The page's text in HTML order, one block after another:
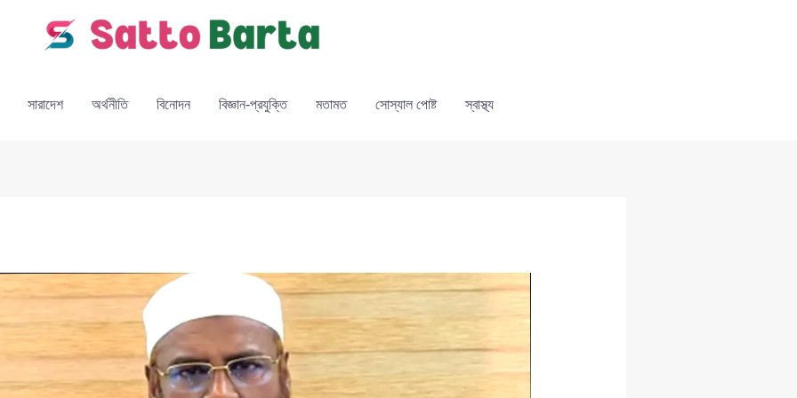
সারাদেশ অর্থনীতি বিনোদন বিজ্ঞান-প্রযুক্তি মতামত সোস্যাল পোষ্ট স্বাস্থ্য